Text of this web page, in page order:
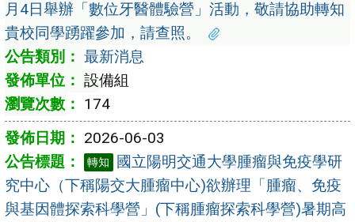
月4日舉辦「數位牙醫體驗營」活動，敬請協助轉知
貴校同學踴躍參加，請查照。
最新消息
設備組
174
2026-06-03
轉知
國立陽明交通大學腫瘤與免疫學研
究中心（下稱陽交大腫瘤中心)欲辦理「腫瘤、免疫
與基因體探索科學營」(下稱腫瘤探索科學營)暑期高